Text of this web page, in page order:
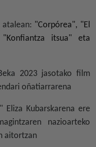
atalean: "Corpórea", "El
itsua" eta
2023 jasotako film
oñatiarrarena
Eliza Kubarskarena ere
nazioarteko
aitortzan